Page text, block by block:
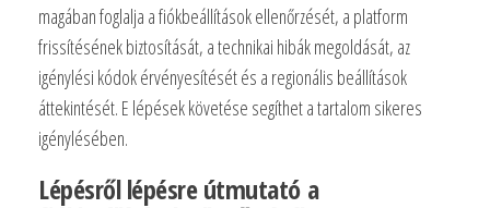
magában foglalja a fiókbeállítások ellenőrzését, a platform
frissítésének biztosítását, a technikai hibák megoldását, az
igénylési kódok érvényesítését és a regionális beállítások
áttekintését. E lépések követése segíthet a tartalom sikeres
igénylésében.
Lépésről lépésre útmutató a